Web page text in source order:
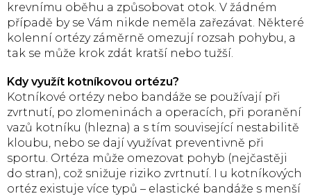
krevnímu oběhu a způsobovat otok. V žádném
případě by se Vám nikde neměla zařezávat. Některé
kolenní ortézy záměrně omezují rozsah pohybu, a
tak se může krok zdát kratší nebo tužší.
Kdy využít kotníkovou ortézu?
Kotníkové ortézy nebo bandáže se používají při
zvrtnutí, po zlomeninách a operacích, při poranění
vazů kotníku (hlezna) a s tím související nestabilitě
kloubu, nebo se dají využívat preventivně při
sportu. Ortéza může omezovat pohyb (nejčastěji
do stran), což snižuje riziko zvrtnutí. I u kotníkových
ortéz existuje více typů – elastické bandáže s menší